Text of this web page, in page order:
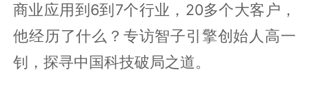
商业应用到6到7个行业，20多个大客户，
他经历了什么？专访智子引擎创始人高一
钊，探寻中国科技破局之道。